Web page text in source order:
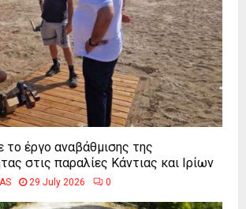
έργο αναβάθμισης της
στις παραλίες Κάντιας και Ιρίων
29 July 2026 0